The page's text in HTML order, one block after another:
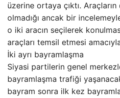
üzerine ortaya çıktı.
olmadığı ancak bir
o iki aracın seçilerek
araçları temsil etmesi
İki ayrı bayramlaşma
Siyasi partilerin genel
bayramlaşma trafiği
bayram sonra ilk kez